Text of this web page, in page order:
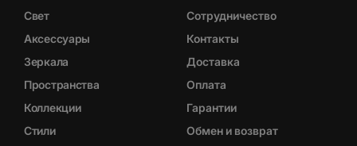
Свет
Аксессуары
Зеркала
Пространства
Коллекции
Стили
Сотрудничество
Контакты
Доставка
Оплата
Гарантии
Обмен и возврат